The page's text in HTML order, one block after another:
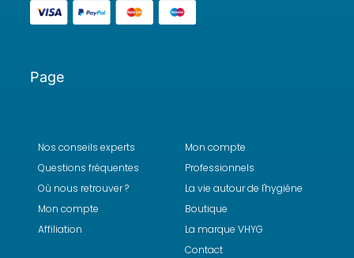
Page
Nos conseils experts
Questions fréquentes
Où nous retrouver ?
Mon compte
Affiliation
Mon compte
Professionnels
La vie autour de l'hygiéne
Boutique
La marque VHYG
Contact